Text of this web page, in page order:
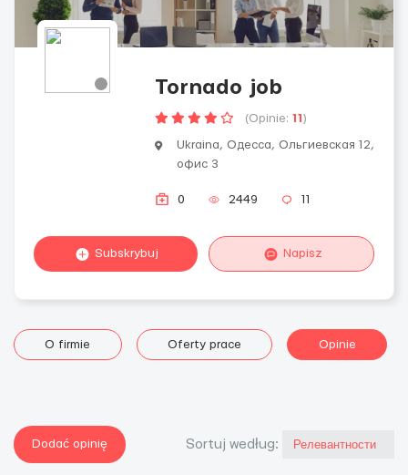
Tornado job
(Opinie: 11 )
Ukraina, Одесса, Ольгиевская 12,
офис 3
0 2449 11
Subskrybuj Napisz
O firmie Oferty prace Opinie
Dodać opinię Sortuj według: